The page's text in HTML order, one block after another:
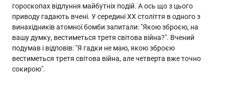
гороскопах відлуння майбутніх подій. А ось що з цього
приводу гадають вчені. У середині ХХ століття в одного з
винахідників атомної бомби запитали: "Якою зброєю, на
вашу думку, вестиметься третя світова війна?". Вчений
подумав і відповів: "Я гадки не маю, якою зброєю
вестиметься третя світова війна, але четверта вже точно
сокирою".